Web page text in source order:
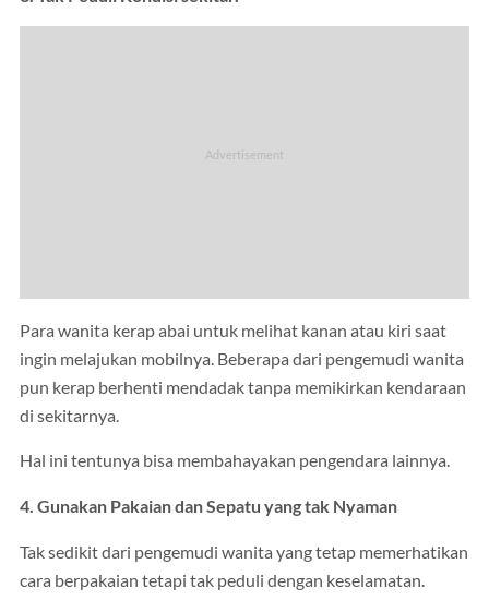
Para wanita kerap abai untuk melihat kanan atau kiri saat
ingin melajukan mobilnya. Beberapa dari pengemudi wanita
pun kerap berhenti mendadak tanpa memikirkan kendaraan
di sekitarnya.
Hal ini tentunya bisa membahayakan pengendara lainnya.
4. Gunakan Pakaian dan Sepatu yang tak Nyaman
Tak sedikit dari pengemudi wanita yang tetap memerhatikan
cara berpakaian tetapi tak peduli dengan keselamatan.